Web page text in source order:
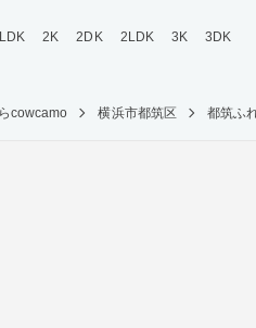
2K 2DK 2LDK 3K
3DK
cowcamo 横浜市都筑区 都筑ふ